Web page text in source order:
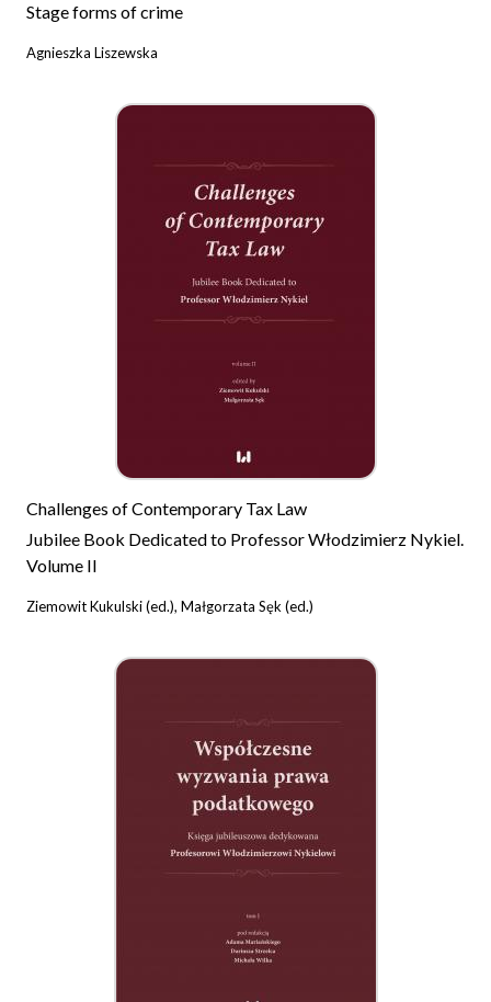
Stage forms of crime
Agnieszka Liszewska
Challenges of Contemporary Tax Law
Jubilee Book Dedicated to Professor Włodzimierz Nykiel.
Volume II
Ziemowit Kukulski (ed.), Małgorzata Sęk (ed.)